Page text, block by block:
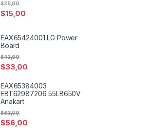
$15,00
$25,00
EAX65424001 LG Power
Board
$33,00
$42,00
EAX65384003
EBT62987206 55LB650V
Anakart
$56,00
$63,00